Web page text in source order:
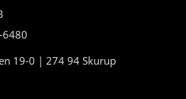
19-0 | 274 94 Skurup